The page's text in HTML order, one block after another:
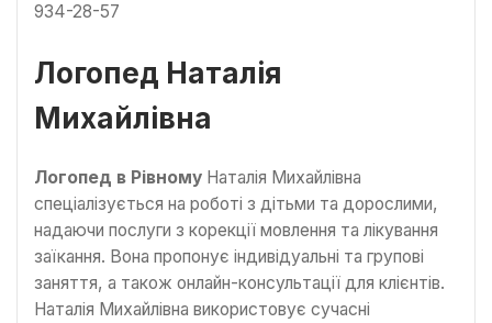
934-28-57
Логопед Наталія
Михайлівна
Логопед в Рівному Наталія Михайлівна
спеціалізується на роботі з дітьми та дорослими,
надаючи послуги з корекції мовлення та лікування
заїкання. Вона пропонує індивідуальні та групові
заняття, а також онлайн-консультації для клієнтів.
Наталія Михайлівна використовує сучасні